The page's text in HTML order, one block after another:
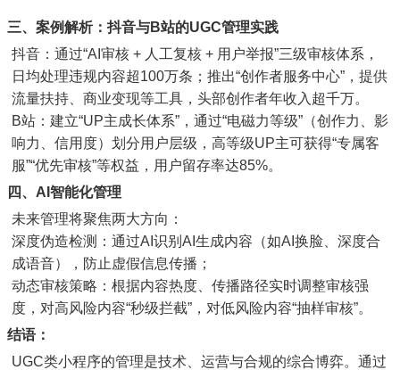
三、案例解析：抖音与B站的UGC管理实践
抖音：通过“AI审核 + 人工复核 + 用户举报”三级审核体系，
日均处理违规内容超100万条；推出“创作者服务中心”，提供
流量扶持、商业变现等工具，头部创作者年收入超千万。
B站：建立“UP主成长体系”，通过“电磁力等级”（创作力、影
响力、信用度）划分用户层级，高等级UP主可获得“专属客
服”“优先审核”等权益，用户留存率达85%。
四、AI智能化管理
未来管理将聚焦两大方向：
深度伪造检测：通过AI识别AI生成内容（如AI换脸、深度合
成语音），防止虚假信息传播；
动态审核策略：根据内容热度、传播路径实时调整审核强
度，对高风险内容“秒级拦截”，对低风险内容“抽样审核”。
结语：
UGC类小程序的管理是技术、运营与合规的综合博弈。通过